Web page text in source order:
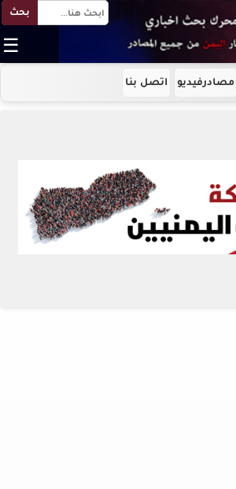
بحث
☰
مصادرفيديو اتصل بنا